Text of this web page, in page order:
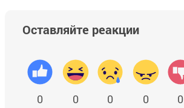
Оставляйте реакции
0 0 0 0 0